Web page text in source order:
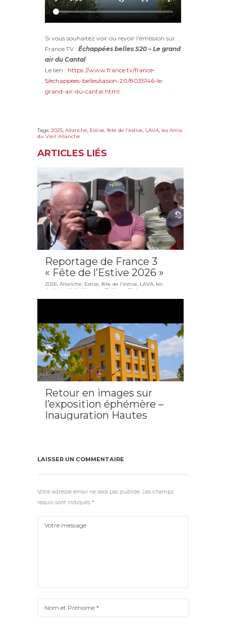
Si vous souhaitez voir ou revoir l’émission sur
France TV : Échappées belles S20 – Le grand
air du Cantal
Le lien : https://www.france.tv/france-
5/echappees-belles/saison-20/8035146-le-
grand-air-du-cantal.html
Tags: 2025, Allanche, Estive, fête de l'estive, LAVA, les Amis
du Vieil Allanche
ARTICLES LIÉS
Reportage de France 3
« Fête de l’Estive 2026 »
2026, Allanche, Estive, fête de l'estive, LAVA, les
Amis du Vieil Allanche
Philippe Glaize
Retour en images sur
l’exposition éphémère –
Inauguration Hautes
LAISSER UN COMMENTAIRE
Votre adresse email ne sera pas publiée. Les champs
requis sont indiqués *